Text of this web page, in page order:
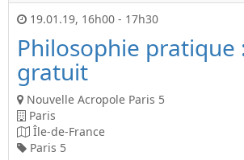
19.01.19, 16h00 - 17h30
Philosophie pratique
gratuit
Nouvelle Acropole Paris 5
Paris
Île-de-France
Paris 5